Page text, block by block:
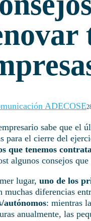
ADECOSE
sabe que el
para el cierre del
que tenemos
algunos consejos
lugar, uno de los
muchas diferencias
autónomos: mientras
anualmente, las